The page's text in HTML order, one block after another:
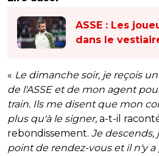
ASSE : Les
dans le
« Le dimanche soir, je reçois
de l'ASSE et de mon agent
train. Ils me disent que mon
plus qu'à le signer, a-t-il
rebondissement. Je descends,
point de rendez-vous et il n'y